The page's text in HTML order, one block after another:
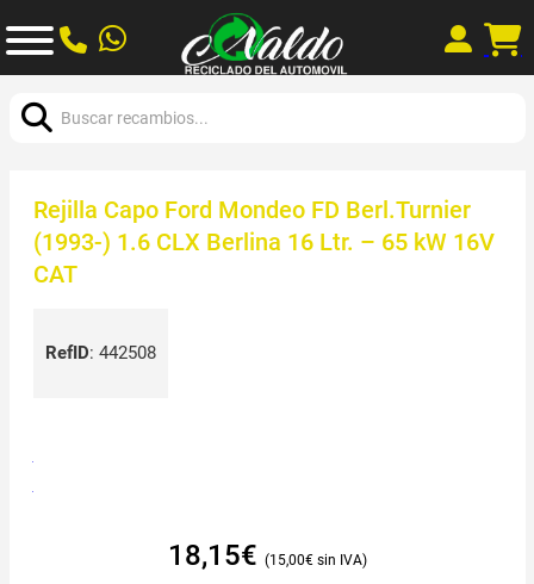
Rejilla Capo Ford Mondeo FD Berl.Turnier
(1993-) 1.6 CLX Berlina 16 Ltr. – 65 kW 16V
CAT
RefID: 442508
18,15€ 15,00€